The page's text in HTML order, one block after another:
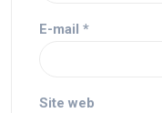
E-mail *
Site web